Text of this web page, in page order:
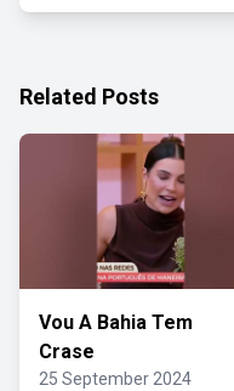
Related Posts
Vou A Bahia Tem
Crase
25 September 2024